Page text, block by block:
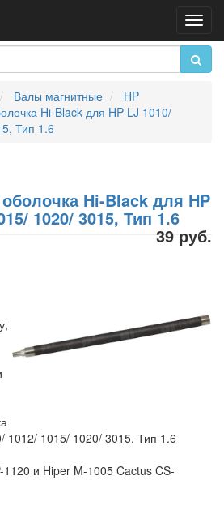
Валы магнитные
HP
Hi-Black для HP LJ 1010/
Тип 1.6
Hi-Black для HP
1020/ 3015, Тип 1.6
39 руб.
1012/ 1015/ 1020/ 3015, Тип 1.6
и Hiper M-1005 Cactus CS-